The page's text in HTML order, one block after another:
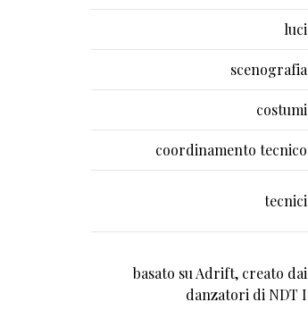
luci
scenografia
costumi
coordinamento tecnico
tecnici
basato su Adrift, creato dai
danzatori di NDT I